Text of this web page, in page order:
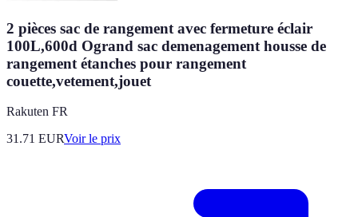
2 pièces sac de rangement avec fermeture éclair
100L,600d Ogrand sac demenagement housse de
rangement étanches pour rangement
couette,vetement,jouet
Rakuten FR
31.71 EURVoir le prix